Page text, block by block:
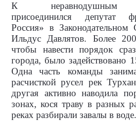
К неравнодушным
присоединился депутат
Россия» в Законодательном
Ильдус Давлятов. Более
чтобы навести порядок
города, было задействовано
Одна часть команды
расчисткой русел рек
другая активно наводила
зонах, кося траву в разных
реках разбирали завалы в воде.